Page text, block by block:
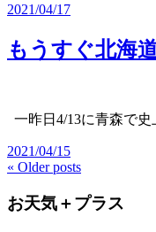
2021/04/17
もうすぐ北海
一昨日4/13に青森で
2021/04/15
« Older posts
お天気＋プラス